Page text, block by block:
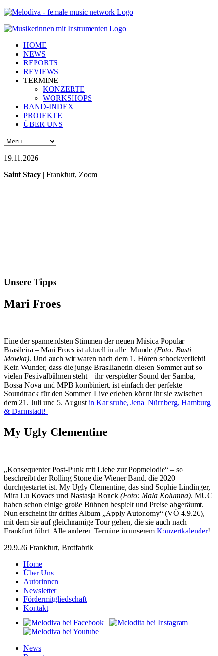
HOME
NEWS
REPORTS
REVIEWS
TERMINE
KONZERTE
WORKSHOPS
BAND-INDEX
PROJEKTE
ÜBER UNS
19.11.2026
Saint Stacy | Frankfurt, Zoom
Unsere Tipps
Mari Froes
Eine der spannendsten Stimmen der neuen Música Popular
Brasileira – Mari Froes ist aktuell in aller Munde (Foto: Basti
Mowka). Und auch wir waren nach dem 1. Hören schockverliebt!
Kein Wunder, dass die junge Brasilianerin diesen Sommer auf so
vielen Festivalbühnen steht – ihr verspielter Sound der Samba,
Bossa Nova und MPB kombiniert, ist einfach der perfekte
Soundtrack für den Sommer. Live erleben könnt ihr sie zwischen
dem 21. Juli und 5. August in Karlsruhe, Jena, Nürnberg, Hamburg
& Darmstadt!
My Ugly Clementine
„Konsequenter Post-Punk mit Liebe zur Popmelodie“ – so
beschreibt der Rolling Stone die Wiener Band, die 2020
durchgestartet ist. My Ugly Clementine, das sind Sophie Lindinger,
Mira Lu Kovacs und Nastasja Ronck (Foto: Mala Kolumna). MUC
haben schon einige große Bühnen bespielt und Preise abgeräumt.
Nun erscheint ihr drittes Album „Apply Autonomy“ (VÖ 4.9.26),
mit dem sie auf gleichnamige Tour gehen, die sie auch nach
Frankfurt führt. Alle anderen Termine in unserem Konzertkalender!
29.9.26 Frankfurt, Brotfabrik
Home
Über Uns
Autorinnen
Newsletter
Fördermitgliedschaft
Kontakt
News